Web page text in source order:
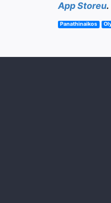
App Storeu.
Panathinaikos